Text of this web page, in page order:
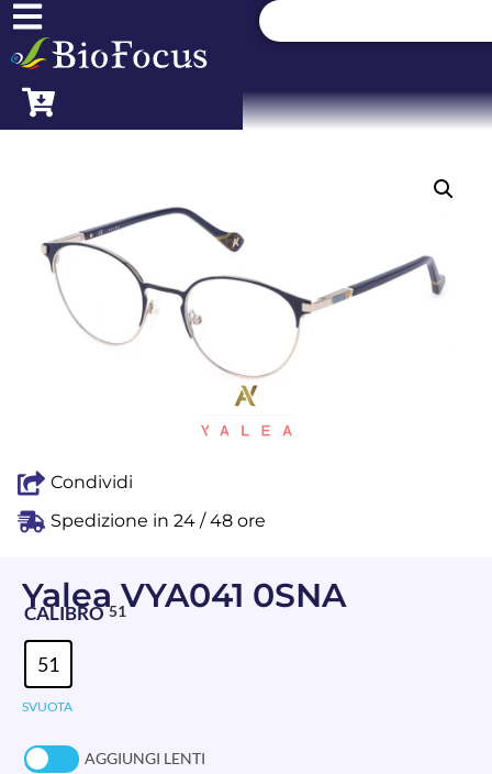
Condividi
Spedizione in 24 / 48 ore
Yalea VYA041 0SNA
CALIBRO 51
51
SVUOTA
AGGIUNGI LENTI